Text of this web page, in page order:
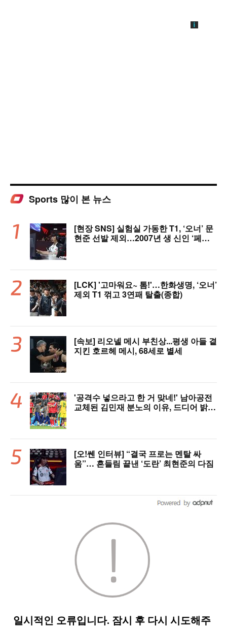
Sports 많이 본 뉴스
[현장 SNS] 실험실 가동한 T1, ‘오너’ 문
현준 선발 제외…2007년 생 신인 ‘페인
[LCK] '고마워요~ 톰!'…한화생명, ‘오너’
제외 T1 꺾고 3연패 탈출(종합)
[속보] 리오넬 메시 부친상...평생 아들 곁
지킨 호르헤 메시, 68세로 별세
'공격수 넣으라고 한 거 맞네!' 남아공전
교체된 김민재 분노의 이유, 드디어 밝혀
[오!쎈 인터뷰] “결국 프로는 멘탈 싸
움”… 흔들림 끝낸 ‘도란’ 최현준의 다짐